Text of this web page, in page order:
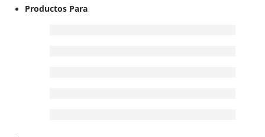
Productos Para